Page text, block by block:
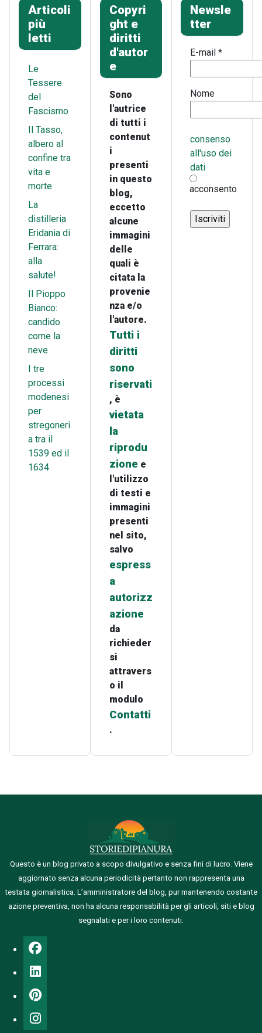
Articoli
più
letti
Le
Tessere
del
Fascismo
Il Tasso,
albero al
confine tra
vita e
morte
La
distilleria
Eridania di
Ferrara:
alla
salute!
Il Pioppo
Bianco:
candido
come la
neve
I tre
processi
modenesi
per
stregoneri
a tra il
1539 ed il
1634
Copyri
ght e
diritti
d'autor
e
Sono
l'autrice
di tutti i
contenut
i
presenti
in questo
blog,
eccetto
alcune
immagini
delle
quali è
citata la
provenie
nza e/o
l'autore.
Tutti i
diritti
sono
riservati
, è
vietata
la
riprodu
zione e
l'utilizzo
di testi e
immagini
presenti
nel sito,
salvo
espress
a
autorizz
azione
da
richieder
si
attravers
o il
modulo
Contatti
.
Newsle
tter
E-mail*
Nome
consenso
all'uso dei
dati
acconsento
Questo è un blog privato a scopo divulgativo e senza fini di lucro. Viene
aggiornato senza alcuna periodicità pertanto non rappresenta una
testata giornalistica. L’amministratore del blog, pur mantenendo costante
azione preventiva, non ha alcuna responsabilità per gli articoli, siti e blog
segnalati e per i loro contenuti.